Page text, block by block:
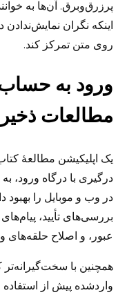
پرزرق‌وبرق. آن‌ها به
اینکه نگران
روی متن تمرکز کند.
ورود به
مطالعات
یک اپلیکیشن مطالعهٔ
درگیری با درگاه ورود،
در وب و موبایل را بهبود
بررسی‌های تأیید،
عبور، و اصلاح حلقه‌های
همچنین با
واردشده پیش از